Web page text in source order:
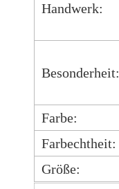
Handwerk:
Besonderheit:
Farbe:
Farbechtheit:
Größe: